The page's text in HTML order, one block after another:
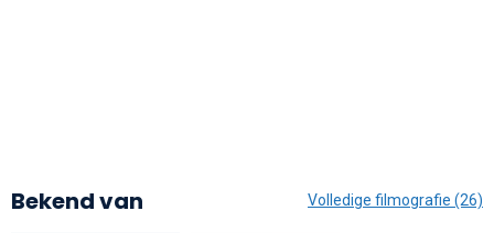
Bekend van Volledige filmografie (26)